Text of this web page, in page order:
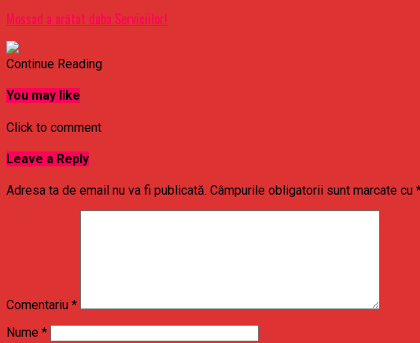
Mossad a arătat duba Serviciilor!
Continue Reading
You may like
Click to comment
Leave a Reply
Adresa ta de email nu va fi publicată. Câmpurile obligatorii sunt marcate cu
Comentariu *
Nume *